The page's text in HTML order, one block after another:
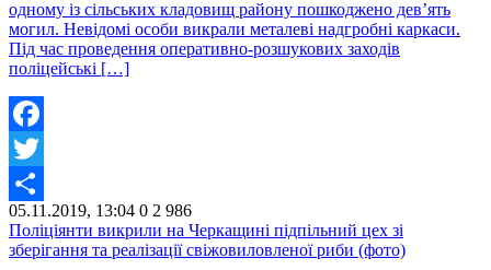
одному із сільських кладовищ району пошкоджено дев’ять
могил. Невідомі особи викрали металеві надгробні каркаси.
Під час проведення оперативно-розшукових заходів
поліцейські […]
Facebook
Twitter
Share
05.11.2019, 13:04 0 2 986
Поліціянти викрили на Черкащині підпільний цех зі
зберігання та реалізації свіжовиловленої риби (фото)